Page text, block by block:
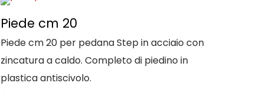
Piede cm 20
Piede cm 20 per pedana Step in acciaio con
zincatura a caldo. Completo di piedino in
plastica antiscivolo.